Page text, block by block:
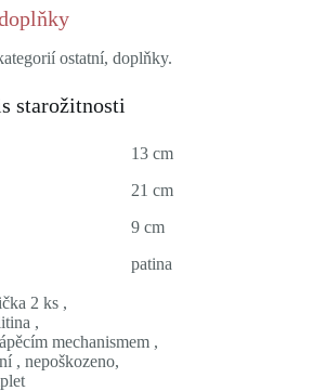
ostatní, doplňky.
starožitnosti
13 cm
21 cm
9 cm
patina
2 ks ,
,
mechanismem ,
, nepoškozeno,